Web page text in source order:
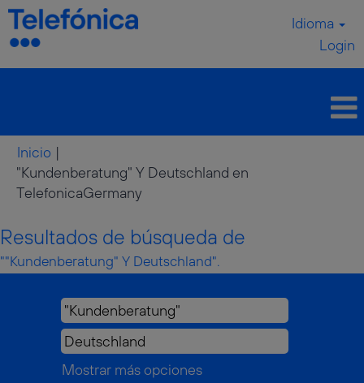
Idioma
Login
Inicio |
"Kundenberatung" Y Deutschland en
TelefonicaGermany
Resultados de búsqueda de
""Kundenberatung" Y Deutschland".
Mostrar más opciones